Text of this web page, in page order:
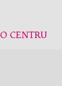
CENTRU